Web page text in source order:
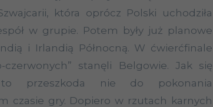
która oprócz Polski uchodziła
w grupie. Potem były już planowe
i Irlandią Północną. W ćwierćfinale
czerwonych” stanęli Belgowie. Jak się
to przeszkoda nie do pokonania
czasie gry. Dopiero w rzutach karnych